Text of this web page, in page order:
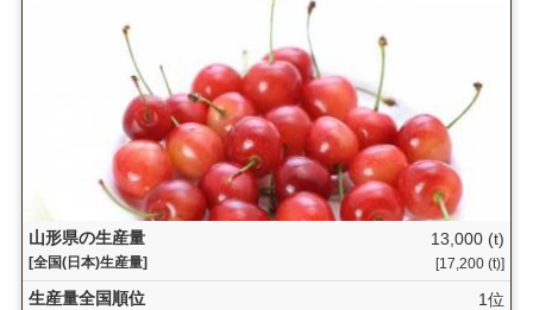
山形県の生産量
[全国(日本)生産量]
13,000 (t)
[17,200 (t)]
生産量全国順位
1位